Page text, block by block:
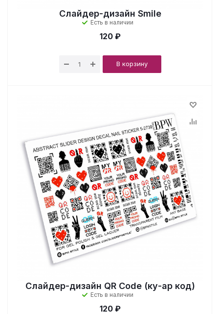
Слайдер-дизайн Smile
Есть в наличии
120 ₽
В корзину
Слайдер-дизайн QR Code (ку-ар код)
Есть в наличии
120 ₽